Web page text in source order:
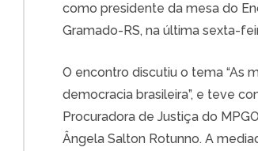
como presidente da mesa do
Gramado-RS, na última sexta-
O encontro discutiu o tema “As
democracia brasileira”, e teve
Procuradora de Justiça do
Ângela Salton Rotunno. A